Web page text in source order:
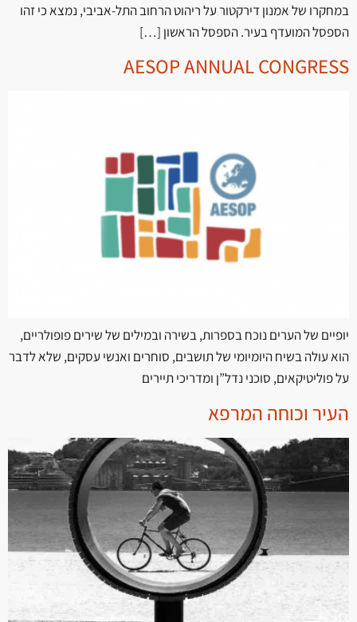
במחקרו של אמנון דירקטור על ריהוט הרחוב התל-אביבי, נמצא כי זהו
הספסל המועדף בעיר. הספסל הראשון […]
AESOP ANNUAL CONGRESS
יופיים של הערים נוכח בספרות, בשירה ובמילים של שירים פופולריים,
הוא עולה בשיח היומיומי של תושבים, סוחרים ואנשי עסקים, שלא לדבר
על פוליטיקאים, סוכני נדל”ן ומדריכי תיירים
העיר וכוחה המרפא